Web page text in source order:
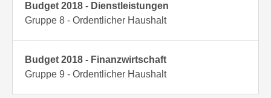
Budget 2018 - Dienstleistungen
Gruppe 8 - Ordentlicher Haushalt
Budget 2018 - Finanzwirtschaft
Gruppe 9 - Ordentlicher Haushalt